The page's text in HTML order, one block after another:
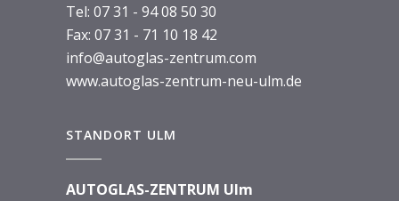
Tel: 07 31 - 94 08 50 30
Fax: 07 31 - 71 10 18 42
info@autoglas-zentrum.com
www.autoglas-zentrum-neu-ulm.de
STANDORT ULM
AUTOGLAS-ZENTRUM Ulm